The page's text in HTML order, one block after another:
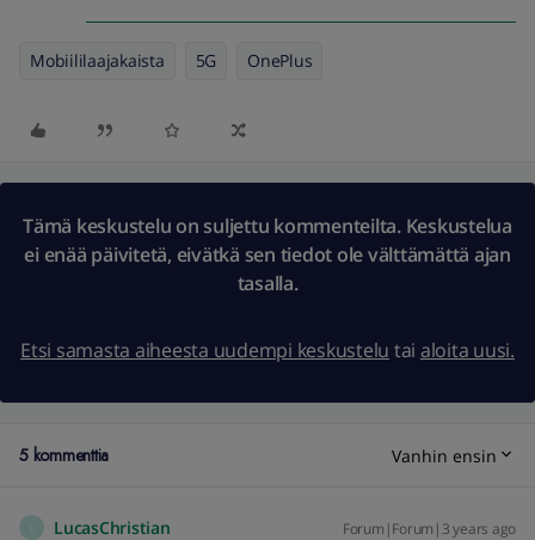
Mobiililaajakaista 5G OnePlus
Tämä keskustelu on suljettu kommenteilta. Keskustelua
ei enää päivitetä, eivätkä sen tiedot ole välttämättä ajan
tasalla.
Etsi samasta aiheesta uudempi keskustelu tai aloita uusi.
5 kommenttia Vanhin ensin
LucasChristian Forum|Forum|3 years ago